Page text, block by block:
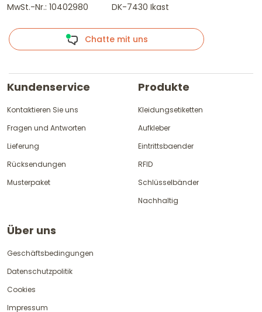
MwSt.-Nr.: 10402980
DK-7430 Ikast
Chatte mit uns
Kundenservice
Kontaktieren Sie uns
Fragen und Antworten
Lieferung
Rücksendungen
Musterpaket
Produkte
Kleidungsetiketten
Aufkleber
Eintrittsbaender
RFID
Schlüsselbänder
Nachhaltig
Über uns
Geschäftsbedingungen
Datenschutzpolitik
Cookies
Impressum